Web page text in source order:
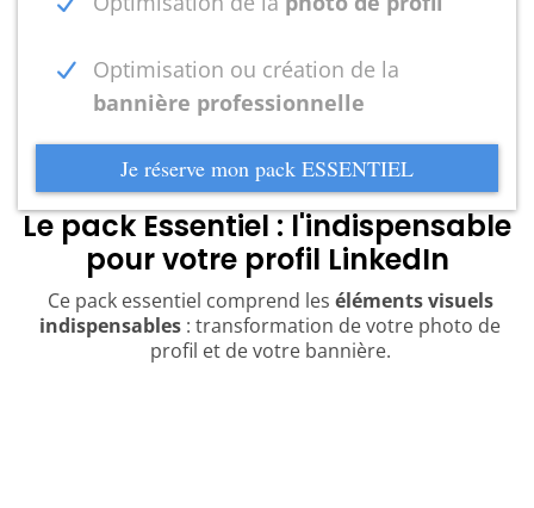
Le pack Essentiel : l'indispensable
pour votre profil LinkedIn
Ce pack essentiel comprend les éléments visuels
indispensables : transformation de votre photo de
profil et de votre bannière.
Optimisation ou création de la
bannière professionnelle
Je réserve mon pack ESSENTIEL